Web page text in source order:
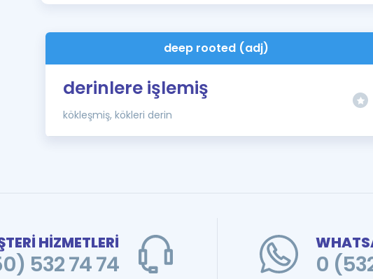
İngilizce
deep rooted (adj)
derinlere işlemiş
kökleşmiş, kökleri derin
HİZMETLERİ
532 74 74 0